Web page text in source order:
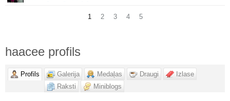
1 2 3 4 5
haacee profils
Profils Galerija Medaļas Draugi
Izlase
Raksti
Miniblogs